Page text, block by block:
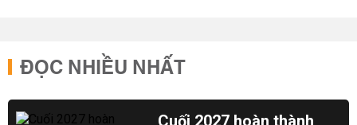
ĐỌC NHIỀU NHẤT
Cuối 2027 hoàn thành